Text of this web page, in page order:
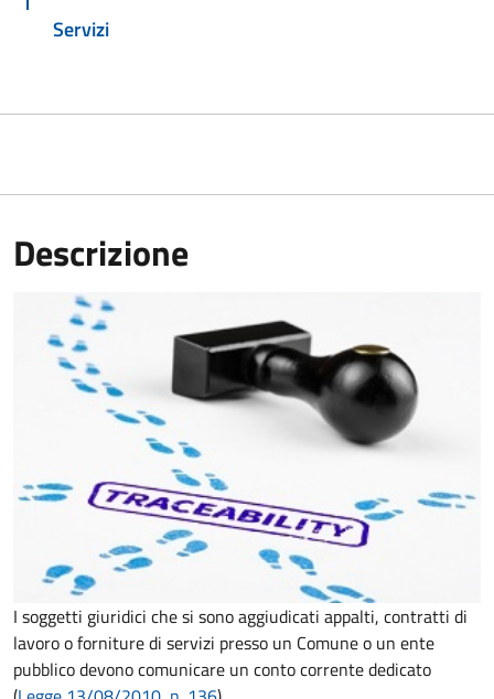
Servizi
Descrizione
I soggetti giuridici che si sono aggiudicati appalti, contratti di
lavoro o forniture di servizi presso un Comune o un ente
pubblico devono comunicare un conto corrente dedicato